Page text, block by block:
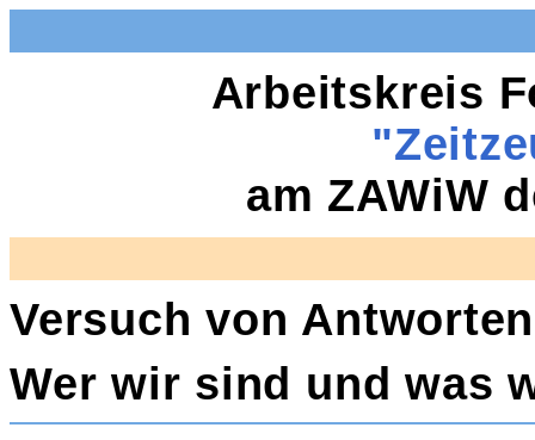
Arbeitskreis
am ZAWiW
Versuch von
Wer wir sind und was